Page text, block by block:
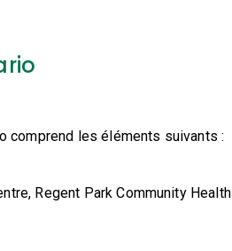
comprend les éléments suivants :
Regent Park Community Health